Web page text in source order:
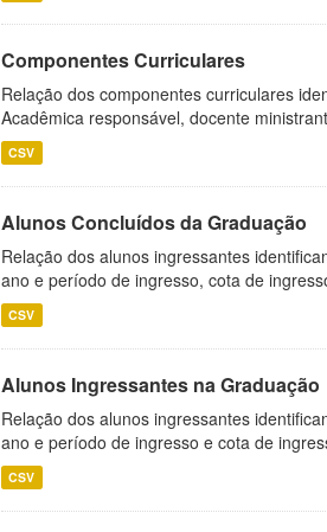
Componentes Curriculares
Relação dos componentes curriculares
Acadêmica responsável, docente
CSV
Alunos Concluídos da Graduação
Relação dos alunos ingressantes
ano e período de ingresso, cota de
CSV
Alunos Ingressantes na Graduação
Relação dos alunos ingressantes
ano e período de ingresso e cota de
CSV